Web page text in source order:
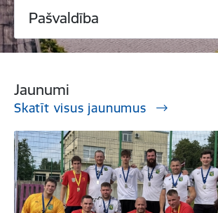
Pašvaldība
Jaunumi
Skatīt visus jaunumus